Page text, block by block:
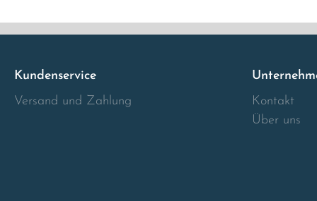
Kundenservice
Versand und Zahlung
Kontakt
Über uns
Lithuania